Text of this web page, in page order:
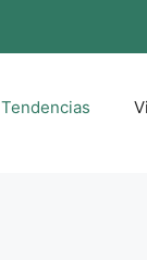
Tendencias